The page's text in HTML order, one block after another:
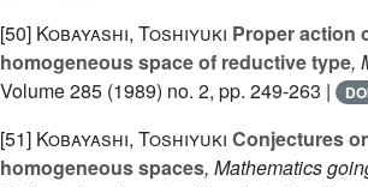
[50] Kobayashi, Toshiyuki Proper action
homogeneous space of reductive type,
Volume 285 (1989) no. 2, pp. 249-263 |
[51] Kobayashi, Toshiyuki Conjectures
homogeneous spaces, Mathematics